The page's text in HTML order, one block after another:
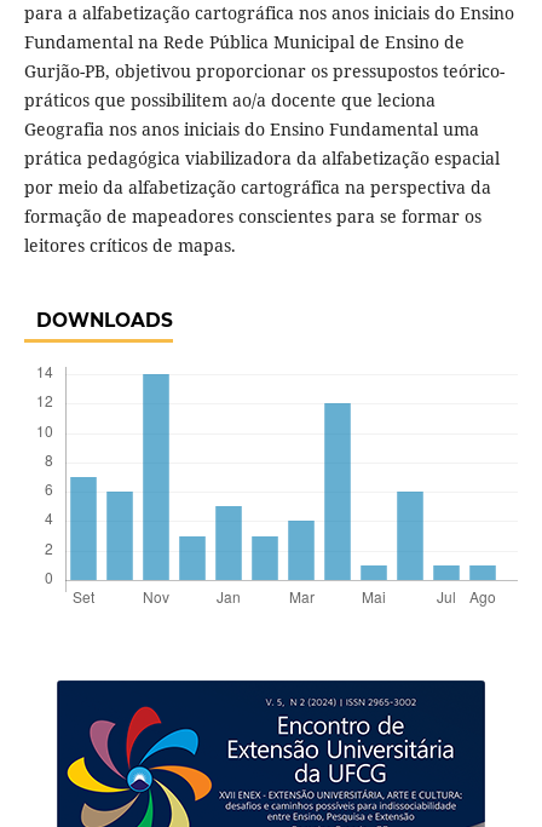
para a alfabetização cartográfica nos anos iniciais do Ensino
Fundamental na Rede Pública Municipal de Ensino de
Gurjão-PB, objetivou proporcionar os pressupostos teórico-
práticos que possibilitem ao/a docente que leciona
Geografia nos anos iniciais do Ensino Fundamental uma
prática pedagógica viabilizadora da alfabetização espacial
por meio da alfabetização cartográfica na perspectiva da
formação de mapeadores conscientes para se formar os
leitores críticos de mapas.
DOWNLOADS